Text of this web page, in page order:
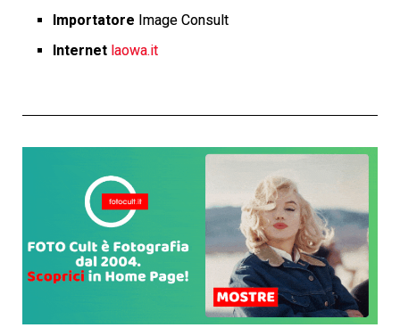
Importatore Image Consult
Internet laowa.it